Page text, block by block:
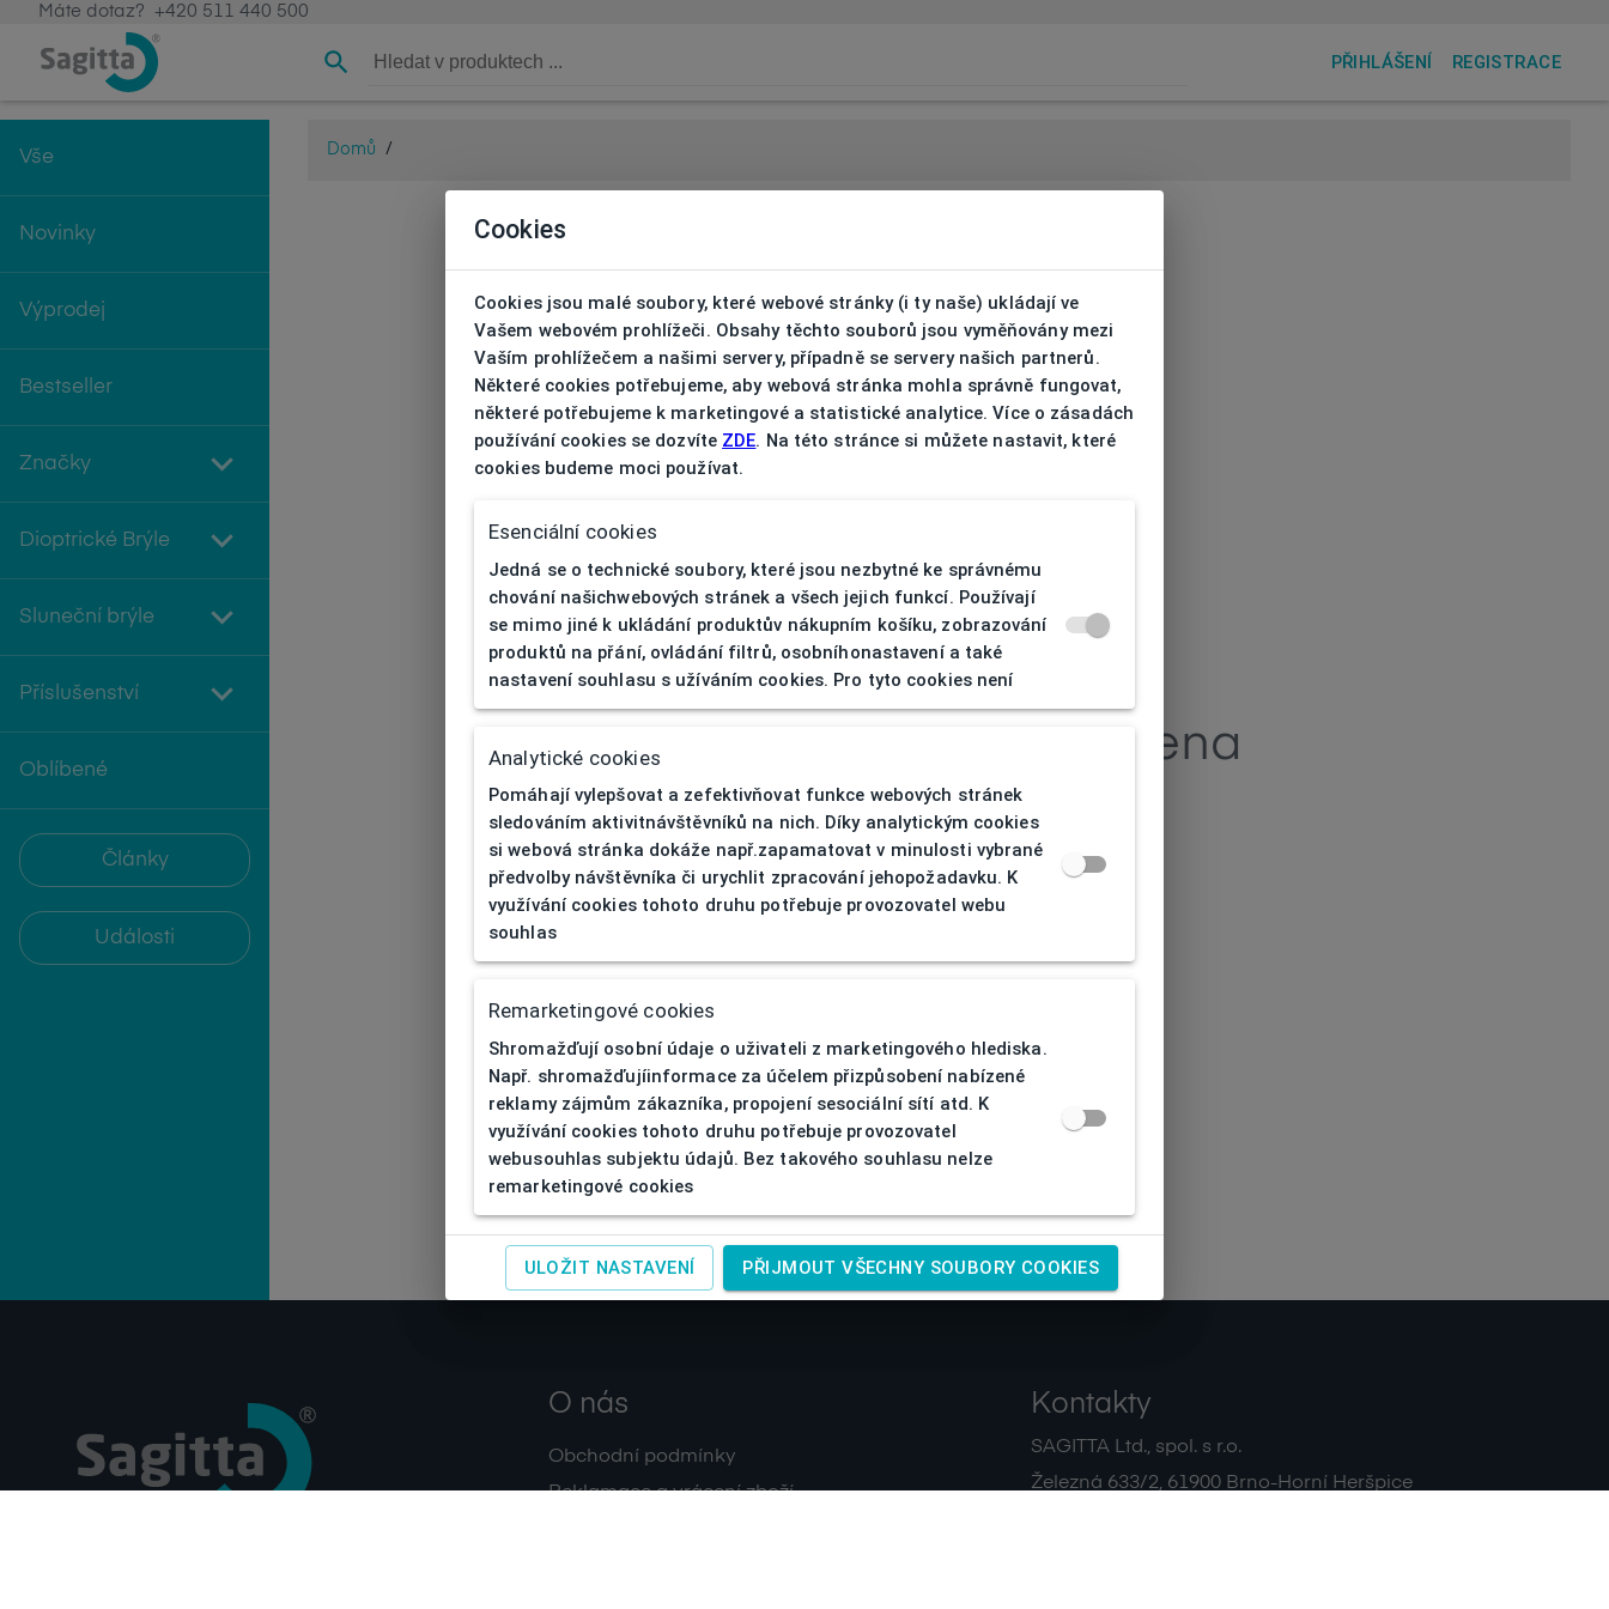
Máte dotaz? +420 511 440 500
PŘIHLÁŠENÍ REGISTRACE
Vše
Novinky
Výprodej
Bestseller
Značky
Dioptrické Brýle
Sluneční brýle
Příslušenství
Oblíbené
Články
Události
Domů /
404 | Stránka nenalezena
O nás
Obchodní podmínky
Reklamace a vrácení zboží
Kontakty
SAGITTA Ltd., spol. s r.o.
Železná 633/2, 61900 Brno-Horní Heršpice
Cookies
Cookies jsou malé soubory, které webové stránky (i ty naše) ukládají ve
Vašem webovém prohlížeči. Obsahy těchto souborů jsou vyměňovány mezi
Vaším prohlížečem a našimi servery, případně se servery našich partnerů.
Některé cookies potřebujeme, aby webová stránka mohla správně fungovat,
některé potřebujeme k marketingové a statistické analytice. Více o zásadách
používání cookies se dozvíte ZDE. Na této stránce si můžete nastavit, které
cookies budeme moci používat.
Esenciální cookies
Jedná se o technické soubory, které jsou nezbytné ke správnému
chování našichwebových stránek a všech jejich funkcí. Používají
se mimo jiné k ukládání produktův nákupním košíku, zobrazování
produktů na přání, ovládání filtrů, osobníhonastavení a také
nastavení souhlasu s užíváním cookies. Pro tyto cookies není
Analytické cookies
Pomáhají vylepšovat a zefektivňovat funkce webových stránek
sledováním aktivitnávštěvníků na nich. Díky analytickým cookies
si webová stránka dokáže např.zapamatovat v minulosti vybrané
předvolby návštěvníka či urychlit zpracování jehopožadavku. K
využívání cookies tohoto druhu potřebuje provozovatel webu
souhlas
Remarketingové cookies
Shromažďují osobní údaje o uživateli z marketingového hlediska.
Např. shromažďujíinformace za účelem přizpůsobení nabízené
reklamy zájmům zákazníka, propojení sesociální sítí atd. K
využívání cookies tohoto druhu potřebuje provozovatel
webusouhlas subjektu údajů. Bez takového souhlasu nelze
remarketingové cookies
ULOŽIT NASTAVENÍ PŘIJMOUT VŠECHNY SOUBORY COOKIES